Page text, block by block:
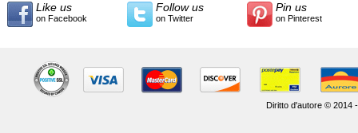
Like us
on Facebook
Follow us
on Twitter
Pin us
on Pinterest
Diritto d'autore © 2014